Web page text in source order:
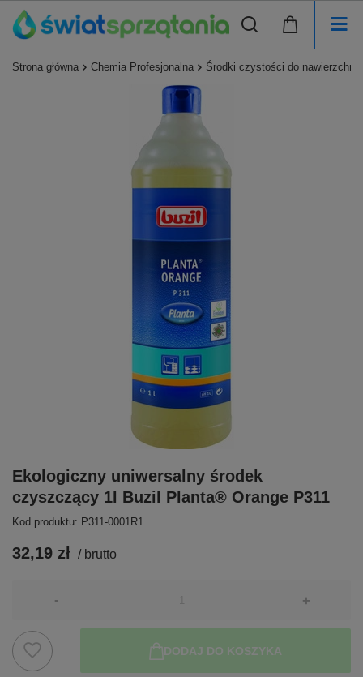
Strona główna Chemia Profesjonalna Środki czystości do nawierzchni
Ekologiczny uniwersalny środek
czyszczący 1l Buzil Planta® Orange P311
Kod produktu: P311-0001R1
32,19 zł / brutto
- +
DODAJ DO KOSZYKA